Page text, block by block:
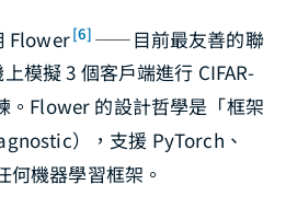
Flower[6] ——目前最友善的聯
模擬 3 個客戶端進行 CIFAR-
。Flower 的設計哲學是「框架
），支援 PyTorch、
何機器學習框架。